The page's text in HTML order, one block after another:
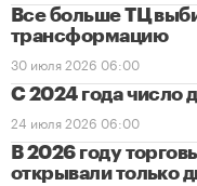
Все больше ТЦ
трансформацию
30 июля 2026 06:00
С 2024 года число
24 июля 2026 06:00
В 2026 году
открывали только